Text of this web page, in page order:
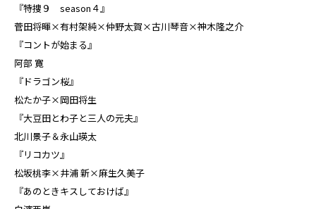
『特捜９ season４』
菅田将暉×有村架純×仲野太賀×古川琴音×神木隆之介
『コントが始まる』
阿部 寛
『ドラゴン桜』
松たか子×岡田将生
『大豆田とわ子と三人の元夫』
北川景子＆永山瑛太
『リコカツ』
松坂桃李×井浦 新×麻生久美子
『あのときキスしておけば』